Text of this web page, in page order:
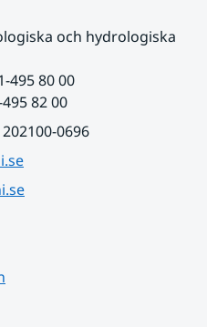
och hydrologiska
495 80 00
82 00
0696